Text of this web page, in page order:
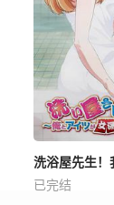
已完结